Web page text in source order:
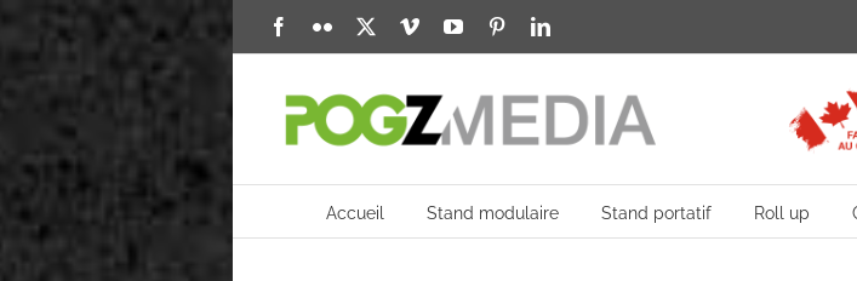
Facebook
Flickr VimeoYouTubePinterestLinkedIn
Accueil Stand modulaire Stand portatif Roll up